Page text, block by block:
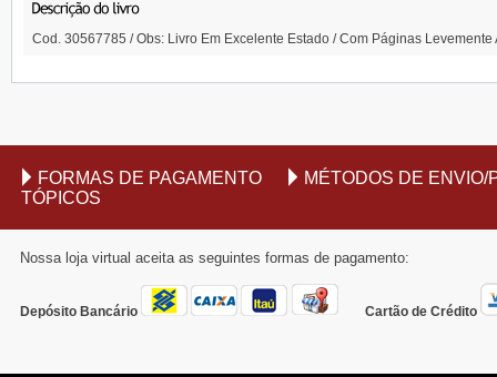
Cod. 30567785 / Obs: Livro Em Excelente Estado / Com Páginas
FORMAS DE PAGAMENTO
MÉTODOS DE
TÓPICOS
Nossa loja virtual aceita as seguintes formas de pagamento:
Depósito Bancário Cartão de Crédito